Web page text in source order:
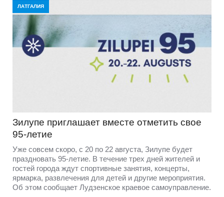
ЛАТГАЛИЯ
Зилупе приглашает вместе отметить свое
95-летие
Уже совсем скоро, с 20 по 22 августа, Зилупе будет
праздновать 95-летие. В течение трех дней жителей и
гостей города ждут спортивные занятия, концерты,
ярмарка, развлечения для детей и другие мероприятия.
Об этом сообщает Лудзенское краевое самоуправление.